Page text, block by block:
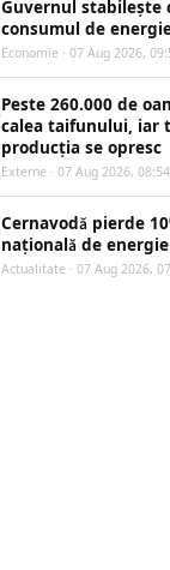
Guvernul stabilește
consumul de
Economie · 07 Aug 2026,
Peste 260.000 de
calea taifunului, iar
producția se opresc
Externe · 07 Aug 2026, 08:54
Cernavodă pierde
națională de energie
Actualitate · 07 Aug 2026,